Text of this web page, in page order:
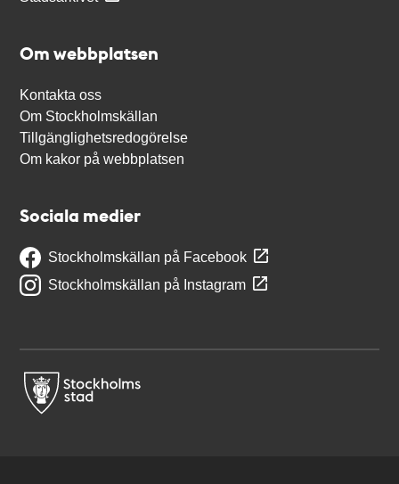
Om webbplatsen
Kontakta oss
Om Stockholmskällan
Tillgänglighetsredogörelse
Om kakor på webbplatsen
Sociala medier
Stockholmskällan på Facebook
Stockholmskällan på Instagram